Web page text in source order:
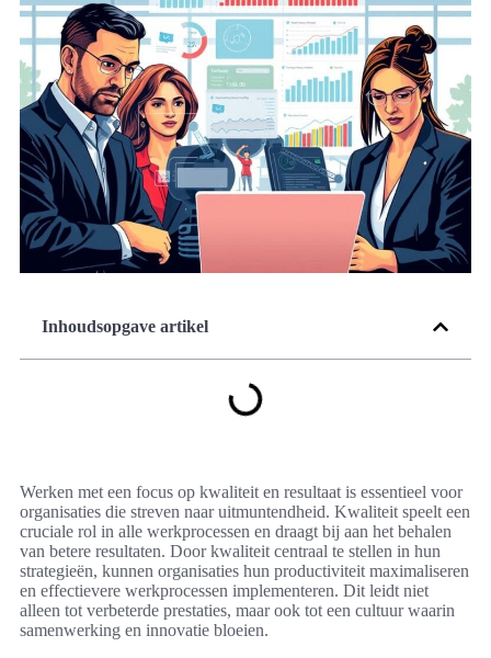
Inhoudsopgave artikel
Werken met een focus op kwaliteit en resultaat is essentieel voor
organisaties die streven naar uitmuntendheid. Kwaliteit speelt een
cruciale rol in alle werkprocessen en draagt bij aan het behalen
van betere resultaten. Door kwaliteit centraal te stellen in hun
strategieën, kunnen organisaties hun productiviteit maximaliseren
en effectievere werkprocessen implementeren. Dit leidt niet
alleen tot verbeterde prestaties, maar ook tot een cultuur waarin
samenwerking en innovatie bloeien.